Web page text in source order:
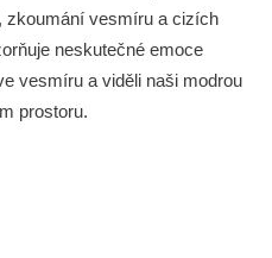
zkoumání vesmíru a cizích
neskutečné emoce
vesmíru a viděli naši modrou
prostoru.